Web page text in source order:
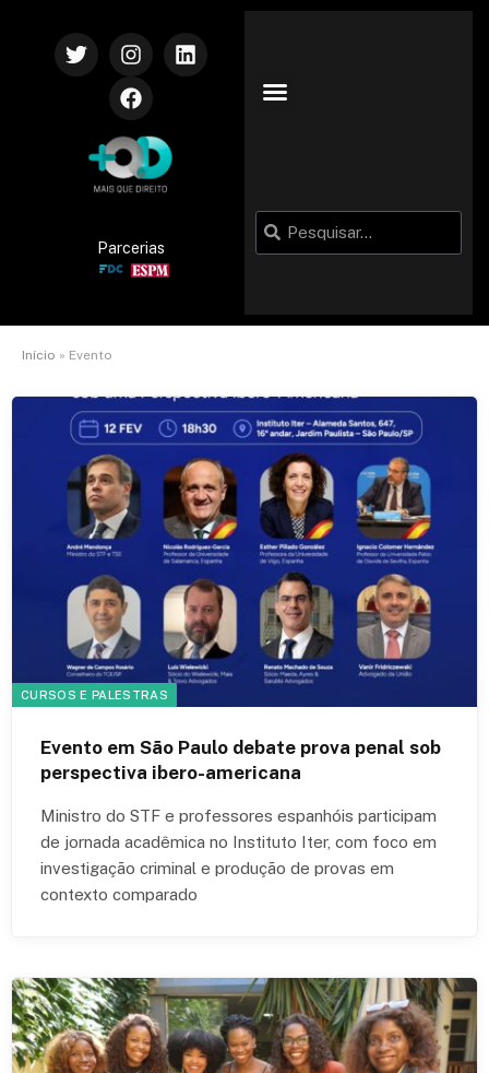
Parcerias
Início » Evento
CURSOS E PALESTRAS
Evento em São Paulo debate prova penal sob
perspectiva ibero-americana
Ministro do STF e professores espanhóis participam
de jornada acadêmica no Instituto Iter, com foco em
investigação criminal e produção de provas em
contexto comparado